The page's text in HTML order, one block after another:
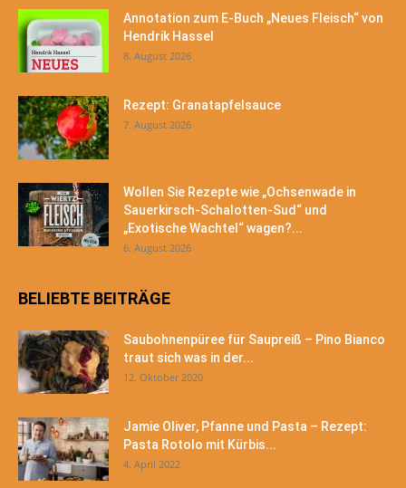
Annotation zum E-Buch „Neues Fleisch“ von
Hendrik Hassel
8. August 2026
Rezept: Granatapfelsauce
7. August 2026
Wollen Sie Rezepte wie „Ochsenwade in
Sauerkirsch-Schalotten-Sud“ und
„Exotische Wachtel“ wagen?...
6. August 2026
BELIEBTE BEITRÄGE
Saubohnenpüree für Saupreiß – Pino Bianco
traut sich was in der...
12. Oktober 2020
Jamie Oliver, Pfanne und Pasta – Rezept:
Pasta Rotolo mit Kürbis...
4. April 2022